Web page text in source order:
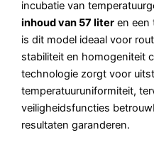
incubatie van
inhoud van 57 liter en een
is dit model ideaal voor
stabiliteit en homogeniteit
technologie zorgt voor
temperatuuruniformiteit,
veiligheidsfuncties
resultaten garanderen.